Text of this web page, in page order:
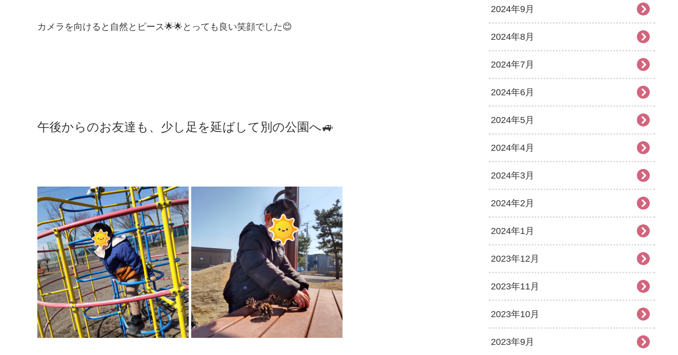
カメラを向けると自然とピース🌟🌟とっても良い笑顔でした😊
午後からのお友達も、少し足を延ばして別の公園へ🚙
2024年9月
2024年8月
2024年7月
2024年6月
2024年5月
2024年4月
2024年3月
2024年2月
2024年1月
2023年12月
2023年11月
2023年10月
2023年9月